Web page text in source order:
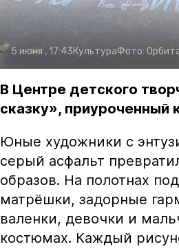
5 июня , 17:43КультураФото:
В Центре детского
сказку», приуроченный
Юные художники с
серый асфальт
образов. На полотнах
матрёшки, задорные
валенки, девочки и
костюмах. Каждый